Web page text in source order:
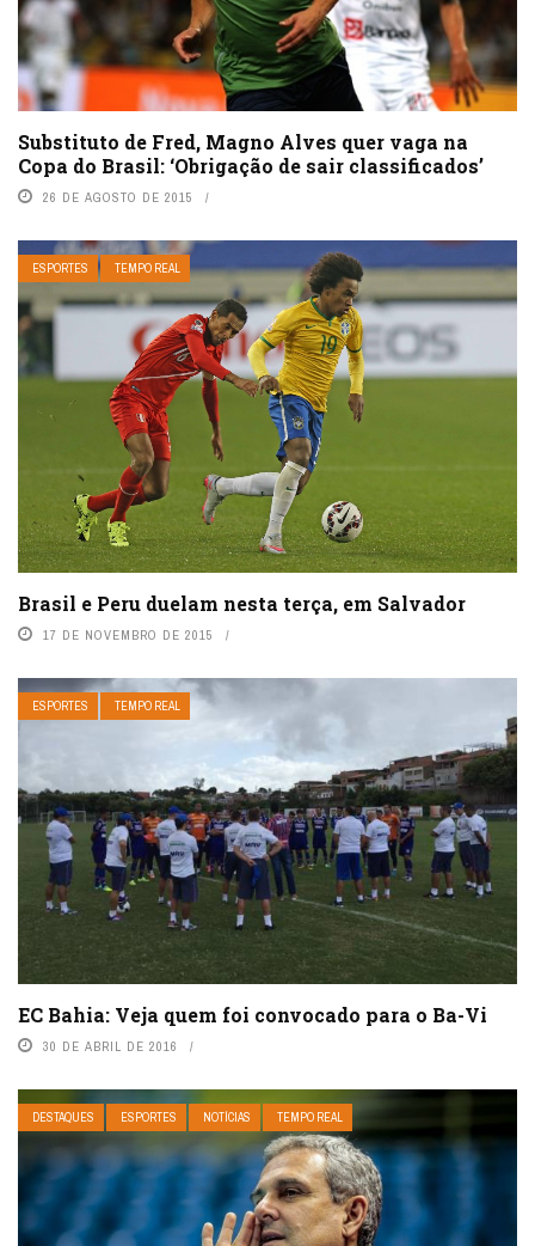
Substituto de Fred, Magno Alves quer vaga na
Copa do Brasil: ‘Obrigação de sair classificados’
26 DE AGOSTO DE 2015
ESPORTES TEMPO REAL
Brasil e Peru duelam nesta terça, em Salvador
17 DE NOVEMBRO DE 2015
ESPORTES TEMPO REAL
EC Bahia: Veja quem foi convocado para o Ba-Vi
30 DE ABRIL DE 2016
DESTAQUES ESPORTES NOTÍCIAS TEMPO REAL